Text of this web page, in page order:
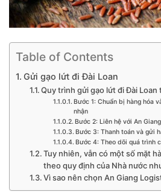
Table of Contents
Gửi gạo lứt đi Đài Loan
Quy trình gửi gạo lứt đi Đài Loan
Bước 1: Chuẩn bị hàng hóa
nhận
Bước 2: Liên hệ với An
Bước 3: Thanh toán và gửi
Bước 4: Theo dõi quá trình
Tuy nhiên, vẫn có một số mặt
theo quy định của Nhà nước
Vì sao nên chọn An Giang